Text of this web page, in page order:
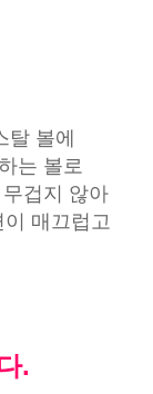
볼에
는 볼로
겁지 않아
매끄럽고
.